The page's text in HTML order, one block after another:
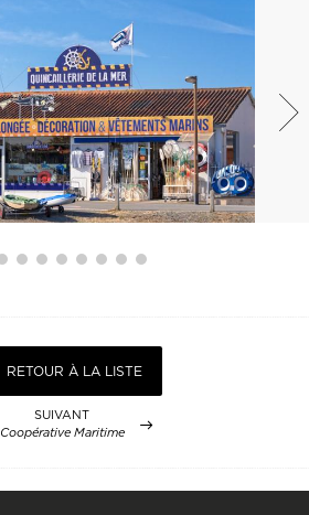
RETOUR À LA LISTE
SUIVANT
Coopérative Maritime